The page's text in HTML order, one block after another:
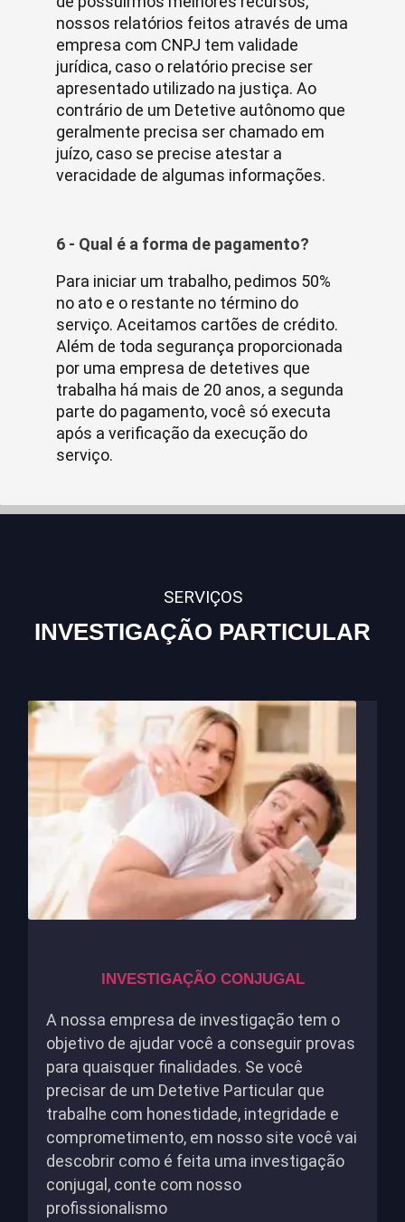
nossos relatórios feitos através de uma
empresa com CNPJ tem validade
jurídica, caso o relatório precise ser
apresentado utilizado na justiça. Ao
contrário de um Detetive autônomo que
geralmente precisa ser chamado em
juízo, caso se precise atestar a
veracidade de algumas informações.
6 - Qual é a forma de pagamento?
Para iniciar um trabalho, pedimos 50%
no ato e o restante no término do
serviço. Aceitamos cartões de crédito.
Além de toda segurança proporcionada
por uma empresa de detetives que
trabalha há mais de 20 anos, a segunda
parte do pagamento, você só executa
após a verificação da execução do
serviço.
SERVIÇOS
INVESTIGAÇÃO PARTICULAR
INVESTIGAÇÃO CONJUGAL
A nossa empresa de investigação tem o
objetivo de ajudar você a conseguir provas
para quaisquer finalidades. Se você
precisar de um Detetive Particular que
trabalhe com honestidade, integridade e
comprometimento, em nosso site você vai
descobrir como é feita uma investigação
conjugal, conte com nosso
profissionalismo